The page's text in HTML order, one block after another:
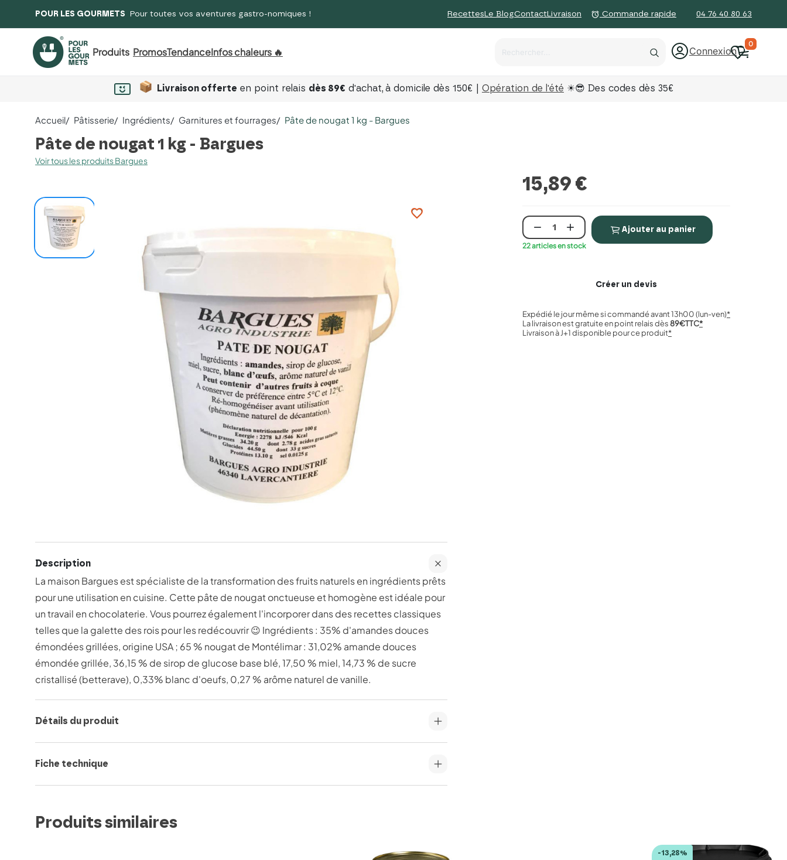
POUR LES GOURMETS Pour toutes vos aventures gastro-nomiques ! RecettesLe BlogContactLivraison alarm Commande rapide 04 76 40 80 63
Produits PromosTendanceInfos chaleurs 🔥 Connexion
0
Livraison offerte en point relais dès 89€ d'achat, à domicile dès 150€ | Opération de l'été ☀😎 Des codes dès 35€
Accueil Pâtisserie Ingrédients Garnitures et fourrages Pâte de nougat 1 kg - Bargues
Pâte de nougat 1 kg - Bargues
Voir tous les produits Bargues
favorite_border
15,89 €
 
22 articles en stock
Ajouter au panier
Créer un devis
Expédié le jour même si commandé avant 13h00 (lun-ven)*
Livraison à J+1 disponible pour ce produit*
La livraison est gratuite en point relais dès 89€TTC*
Description
La maison Bargues est spécialiste de la transformation des fruits naturels en ingrédients prêts
pour une utilisation en cuisine. Cette pâte de nougat onctueuse et homogène est idéale pour
un travail en chocolaterie. Vous pourrez également l'incorporer dans des recettes classiques
telles que la galette des rois pour les redécouvrir 😉 Ingrédients : 35% d'amandes douces
émondées grillées, origine USA ; 65 % nougat de Montélimar : 31,02% amande douces
émondée grillée, 36,15 % de sirop de glucose base blé, 17,50 % miel, 14,73 % de sucre
cristallisé (betterave), 0,33% blanc d'oeufs, 0,27 % arôme naturel de vanille.
Détails du produit
Fiche technique
Produits similaires
-13,28%